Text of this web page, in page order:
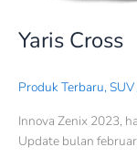
Yaris Cross
Produk Terbaru, SUV
Innova Zenix 2023,
Update bulan